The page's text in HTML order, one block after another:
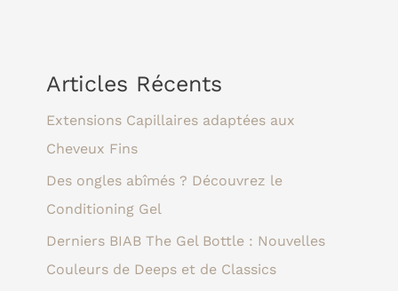
Articles Récents
Extensions Capillaires adaptées aux
Cheveux Fins
Des ongles abîmés ? Découvrez le
Conditioning Gel
Derniers BIAB The Gel Bottle : Nouvelles
Couleurs de Deeps et de Classics